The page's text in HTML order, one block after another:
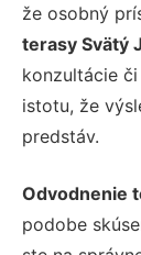
že osobný
terasy Svätý
konzultácie
istotu, že
predstáv.
Odvodnenie
podobe